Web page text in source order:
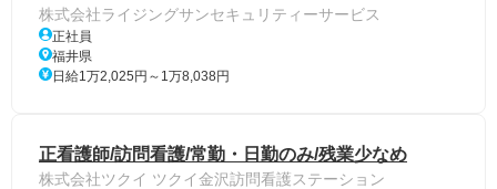
株式会社ライジングサンセキュリティーサービス
正社員
福井県
日給1万2,025円～1万8,038円
正看護師/訪問看護/常勤・日勤のみ/残業少なめ
株式会社ツクイ ツクイ金沢訪問看護ステーション